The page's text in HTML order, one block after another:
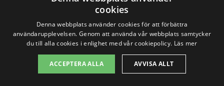
som är rimligt.
Kundservice: Läs omdömen och
kundrecensioner för att få insikt om
hur bolagen hanterar sina kunder.
cookies
Denna webbplats använder cookies för att förbättra
användarupplevelsen. Genom att använda vår webbplats samtycker
du till alla cookies i enlighet med vår cookiepolicy. Läs mer
ACCEPTERA ALLA AVVISA ALLT